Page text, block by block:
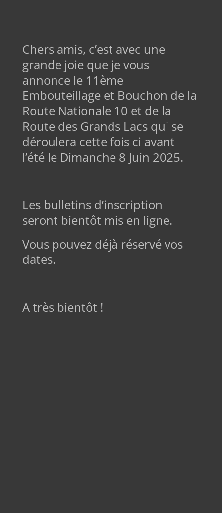
Chers amis, c’est avec une
grande joie que je vous
annonce le 11ème
Embouteillage et Bouchon de la
Route Nationale 10 et de la
Route des Grands Lacs qui se
déroulera cette fois ci avant
l’été le Dimanche 8 Juin 2025.
Les bulletins d’inscription
seront bientôt mis en ligne.
Vous pouvez déjà réservé vos
dates.
A très bientôt !